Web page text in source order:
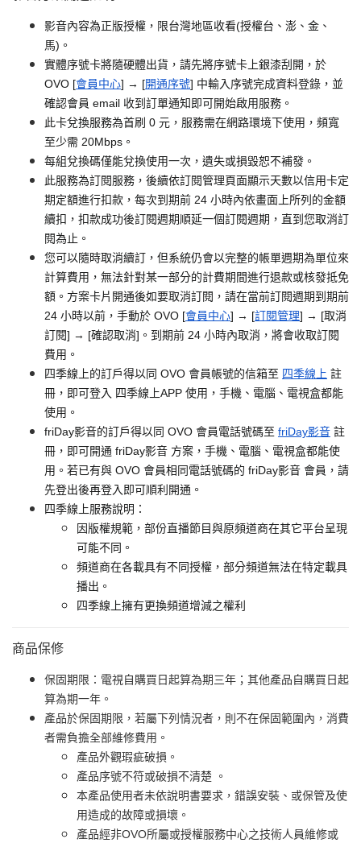
影音內容為正版授權，限台灣地區收看(授權台、澎、金、
馬)。
實體序號卡將隨硬體出貨，請先將序號卡上銀漆刮開，於
OVO [會員中心] → [開通序號] 中輸入序號完成資料登錄，並
確認會員 email 收到訂單通知即可開始啟用服務。
此卡兌換服務為首刷 0 元，服務需在網路環境下使用，頻寬
至少需 20Mbps。
每組兌換碼僅能兌換使用一次，遺失或損毀恕不補發。
此服務為訂閱服務，後續依訂閱管理頁面顯示天數以信用卡定
期定額進行扣款，每次到期前 24 小時內依畫面上所列的金額
續扣，扣款成功後訂閱週期順延一個訂閱週期，直到您取消訂
閱為止。
您可以隨時取消續訂，但系統仍會以完整的帳單週期為單位來
計算費用，無法針對某一部分的計費期間進行退款或核發抵免
額。方案卡片開通後如要取消訂閱，請在當前訂閱週期到期前
24 小時以前，手動於 OVO [會員中心] → [訂閱管理] → [取消
訂閱] → [確認取消]。到期前 24 小時內取消，將會收取訂閱
費用。
四季線上的訂戶得以同 OVO 會員帳號的信箱至 四季線上 註
冊，即可登入 四季線上APP 使用，手機、電腦、電視盒都能
使用。
friDay影音的訂戶得以同 OVO 會員電話號碼至 friDay影音 註
冊，即可開通 friDay影音 方案，手機、電腦、電視盒都能使
用。若已有與 OVO 會員相同電話號碼的 friDay影音 會員，請
先登出後再登入即可順利開通。
四季線上服務說明：
因版權規範，部份直播節目與原頻道商在其它平台呈現
可能不同。
頻道商在各載具有不同授權，部分頻道無法在特定載具
播出。
四季線上擁有更換頻道增減之權利
商品保修
保固期限：電視自購買日起算為期三年；其他產品自購買日起
算為期一年。
產品於保固期限，若屬下列情況者，則不在保固範圍內，消費
者需負擔全部維修費用。
產品外觀瑕疵破損。
產品序號不符或破損不清楚 。
本產品使用者未依說明書要求，錯誤安裝、或保管及使
用造成的故障或損壞。
產品經非OVO所屬或授權服務中心之技術人員維修或